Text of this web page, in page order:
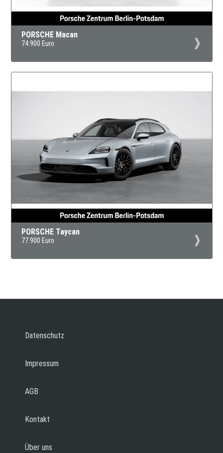
PORSCHE Macan
74.900 Euro
PORSCHE Taycan
77.900 Euro
Datenschutz
Impressum
AGB
Kontakt
Über uns